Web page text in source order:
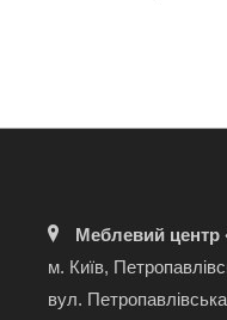
Меблевий центр
м. Київ,
вул.